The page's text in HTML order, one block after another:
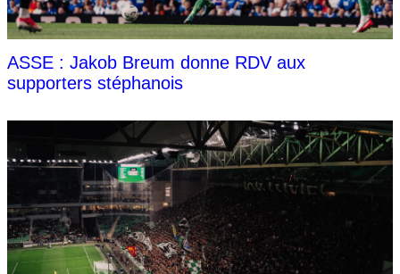
ASSE : Jakob Breum donne RDV aux
supporters stéphanois